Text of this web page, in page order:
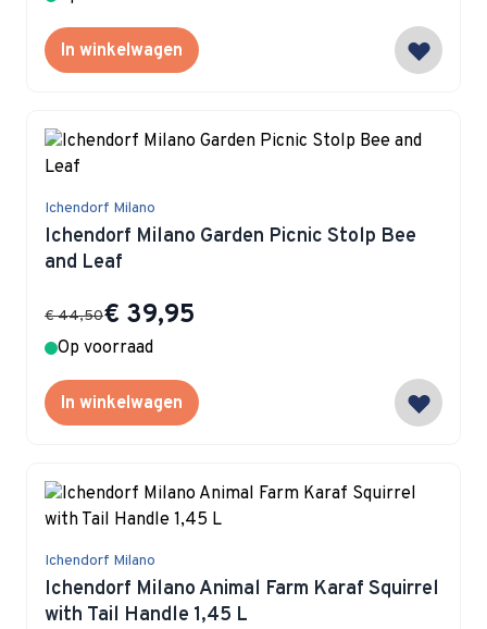
In winkelwagen
Ichendorf Milano
Ichendorf Milano Garden Picnic Stolp Bee
and Leaf
Special Price
€ 39,95
€ 44,50
Op voorraad
In winkelwagen
Ichendorf Milano
Ichendorf Milano Animal Farm Karaf Squirrel
with Tail Handle 1,45 L